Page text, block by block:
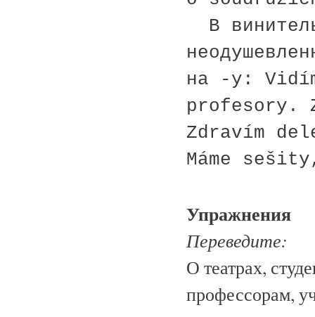
В
на -у:
profesory.
Zdravím
Máme
Упражнения
Переведите:
О театрах,
профессорам,